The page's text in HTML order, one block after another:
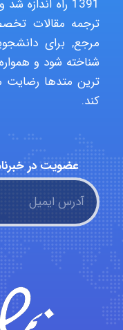
1391 راه
ترجمه مقالات
مرجع, برای
شناخته شود و
ترین متدها رضایت
کند.
عضویت در